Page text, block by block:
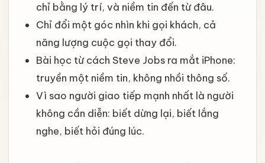
chỉ bằng lý trí, và niềm tin đến từ đâu.
Chỉ đổi một góc nhìn khi gọi khách, cả
năng lượng cuộc gọi thay đổi.
Bài học từ cách Steve Jobs ra mắt iPhone:
truyền một niềm tin, không nhồi thông số.
Vì sao người giao tiếp mạnh nhất là người
không cần diễn: biết dừng lại, biết lắng
nghe, biết hỏi đúng lúc.